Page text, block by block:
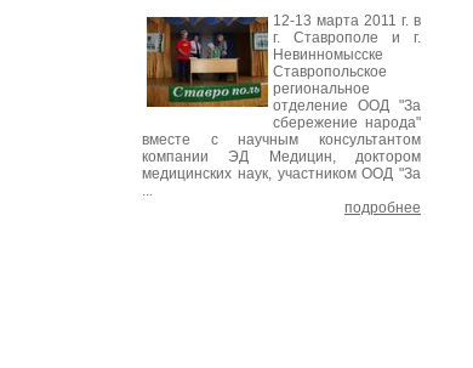
12-13 марта 2011 г. в
г. Ставрополе и г.
Невинномысске
Ставропольское
региональное
отделение ООД "За
сбережение народа"
вместе с научным консультантом
компании ЭД Медицин, доктором
медицинских наук, участником ООД "За
...
подробнее